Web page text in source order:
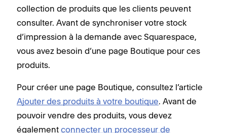
collection de produits que les clients peuvent
consulter. Avant de synchroniser votre stock
d’impression à la demande avec Squarespace,
vous avez besoin d’une page Boutique pour ces
produits.
Pour créer une page Boutique, consultez l’article
Ajouter des produits à votre boutique. Avant de
pouvoir vendre des produits, vous devez
également connecter un processeur de